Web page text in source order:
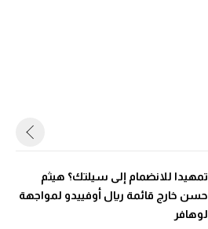
تمهيدا للانضمام إلى سيلتك؟ هيثم
حسن خارج قائمة ريال أوفييدو لمواجهة
لوهافر